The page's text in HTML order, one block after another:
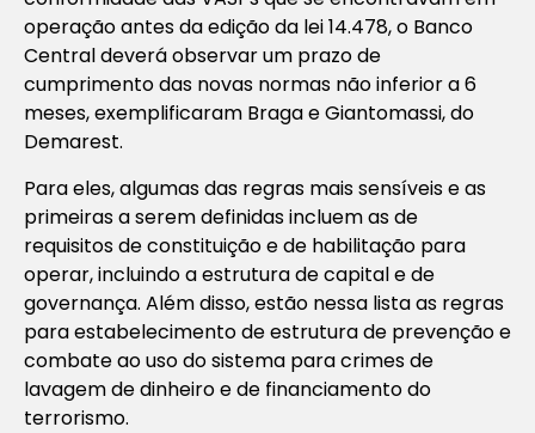
operação antes da edição da lei 14.478, o Banco
Central deverá observar um prazo de
cumprimento das novas normas não inferior a 6
meses, exemplificaram Braga e Giantomassi, do
Demarest.
Para eles, algumas das regras mais sensíveis e as
primeiras a serem definidas incluem as de
requisitos de constituição e de habilitação para
operar, incluindo a estrutura de capital e de
governança. Além disso, estão nessa lista as regras
para estabelecimento de estrutura de prevenção e
combate ao uso do sistema para crimes de
lavagem de dinheiro e de financiamento do
terrorismo.